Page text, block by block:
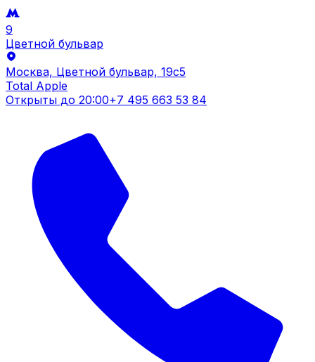
9
Цветной бульвар
Москва, Цветной бульвар, 19c5
Total Apple
Открыты до 20:00+7 495 663 53 84